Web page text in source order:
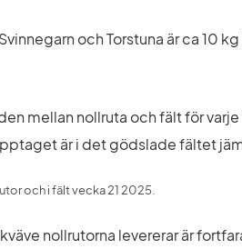
och Torstuna är ca 10
mellan nollruta och fält för
är i det gödslade fältet
och i fält vecka 21 2025.
nollrutorna levererar är